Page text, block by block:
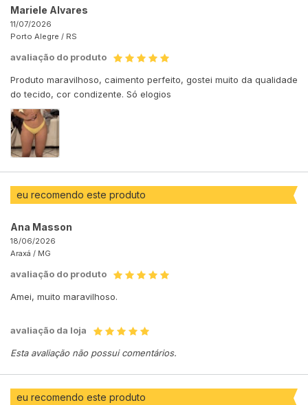
Mariele Alvares
11/07/2026
Porto Alegre / RS
avaliação do produto
Produto maravilhoso, caimento perfeito, gostei muito da qualidade
do tecido, cor condizente. Só elogios
eu recomendo este produto
Ana Masson
18/06/2026
Araxá / MG
avaliação do produto
Amei, muito maravilhoso.
avaliação da loja
Esta avaliação não possui comentários.
eu recomendo este produto